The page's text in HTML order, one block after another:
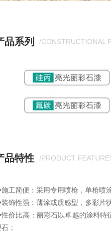
品系列 /CONSTRUCTIONAL
品特性 /PRODUCT
工简便：采用专用喷枪，单枪喷
饰性强：薄涂或质感型，多彩片
价比高：丽彩石以卓越的涂料特
；